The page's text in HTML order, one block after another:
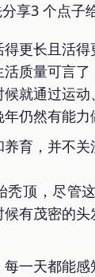
享3 个点子
更长且活得
质量可言
就通过运
仍然有能力
育，并不
顶，尽管
有茂密的
一天都能感